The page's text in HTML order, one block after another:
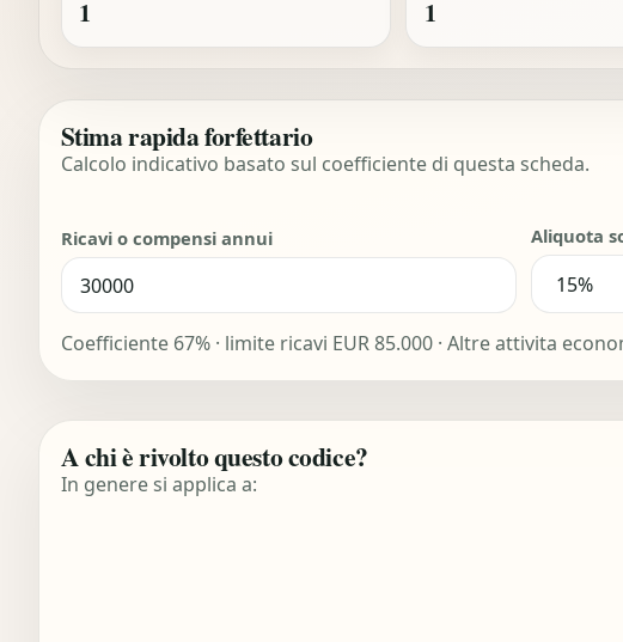
1 1
Stima rapida forfettario
Calcolo indicativo basato sul coefficiente di questa scheda.
Ricavi o compensi annui Aliquota
Coefficiente 67% · limite ricavi EUR 85.000 · Altre attivita
A chi è rivolto questo codice?
In genere si applica a: